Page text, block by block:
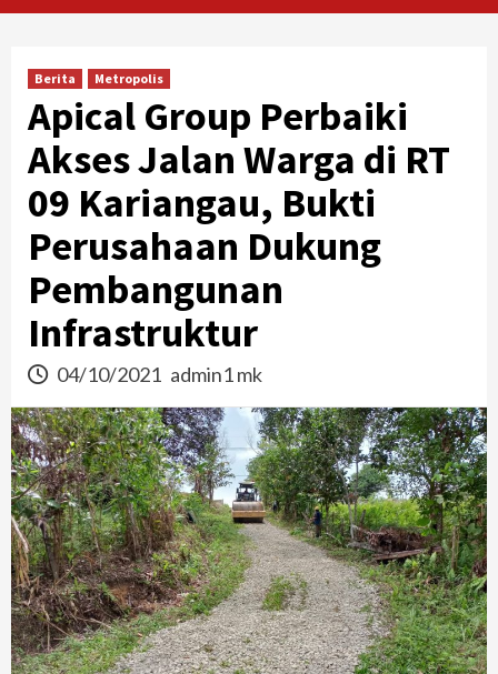
Berita Metropolis
Apical Group Perbaiki
Akses Jalan Warga di RT
09 Kariangau, Bukti
Perusahaan Dukung
Pembangunan
Infrastruktur
04/10/2021 admin1 mk